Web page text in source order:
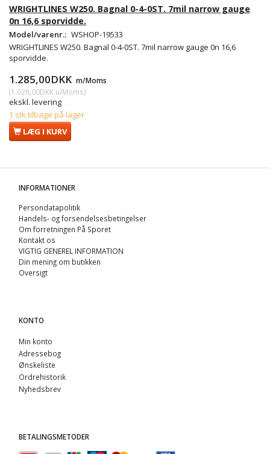
WRIGHTLINES W250. Bagnal 0-4-0ST. 7mil narrow gauge
0n 16,6 sporvidde.
Model/varenr.: WSHOP-19533
WRIGHTLINES W250. Bagnal 0-4-0ST. 7mil narrow gauge 0n 16,6
sporvidde.
1.285,00DKK m/Moms
(1.028,00DKK u/Moms)
ekskl. levering
1 stk tilbage på lager
LÆG I KURV
INFORMATIONER
Persondatapolitik
Handels- og forsendelsesbetingelser
Om forretningen På Sporet
Kontakt os
VIGTIG GENEREL INFORMATION
Din mening om butikken
Oversigt
KONTO
Min konto
Adressebog
Ønskeliste
Ordrehistorik
Nyhedsbrev
BETALINGSMETODER